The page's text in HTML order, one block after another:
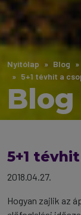
Nyitólap Blog
5+1 tévhit a
Blog
5+1
2018.04.27.
Hogyan zajlik az